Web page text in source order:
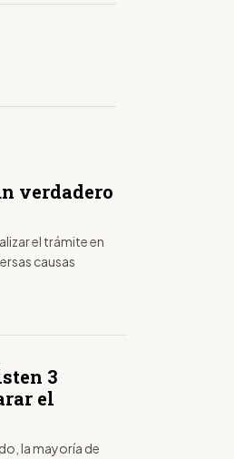
verdadero
el trámite en
causas
3
el
la mayoría de